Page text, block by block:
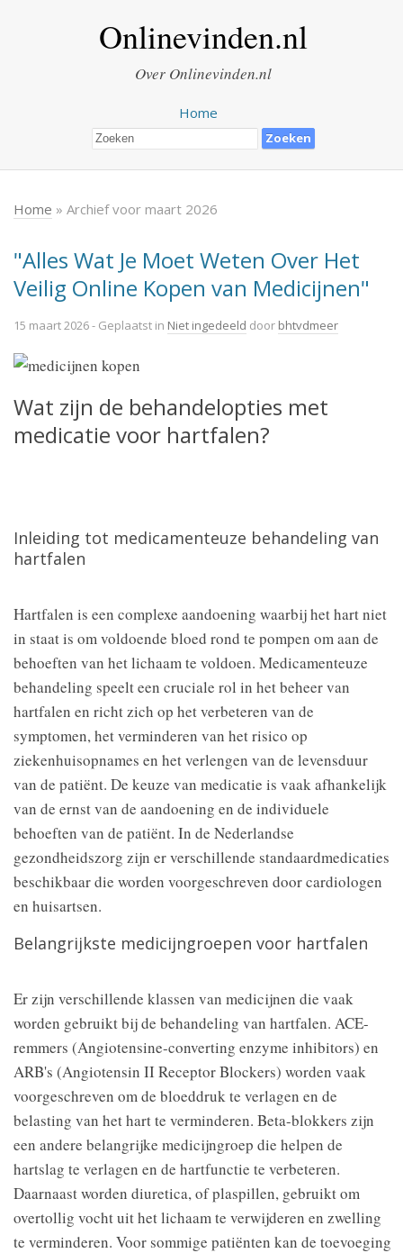
Onlinevinden.nl
Over Onlinevinden.nl
Home
Home » Archief voor maart 2026
"Alles Wat Je Moet Weten Over Het
Veilig Online Kopen van Medicijnen"
15 maart 2026- Geplaatst in Niet ingedeeld door bhtvdmeer
Wat zijn de behandelopties met
medicatie voor hartfalen?
Inleiding tot medicamenteuze behandeling van
hartfalen
Hartfalen is een complexe aandoening waarbij het hart niet
in staat is om voldoende bloed rond te pompen om aan de
behoeften van het lichaam te voldoen. Medicamenteuze
behandeling speelt een cruciale rol in het beheer van
hartfalen en richt zich op het verbeteren van de
symptomen, het verminderen van het risico op
ziekenhuisopnames en het verlengen van de levensduur
van de patiënt. De keuze van medicatie is vaak afhankelijk
van de ernst van de aandoening en de individuele
behoeften van de patiënt. In de Nederlandse
gezondheidszorg zijn er verschillende standaardmedicaties
beschikbaar die worden voorgeschreven door cardiologen
en huisartsen.
Belangrijkste medicijngroepen voor hartfalen
Er zijn verschillende klassen van medicijnen die vaak
worden gebruikt bij de behandeling van hartfalen. ACE-
remmers (Angiotensine-converting enzyme inhibitors) en
ARB's (Angiotensin II Receptor Blockers) worden vaak
voorgeschreven om de bloeddruk te verlagen en de
belasting van het hart te verminderen. Beta-blokkers zijn
een andere belangrijke medicijngroep die helpen de
hartslag te verlagen en de hartfunctie te verbeteren.
Daarnaast worden diuretica, of plaspillen, gebruikt om
overtollig vocht uit het lichaam te verwijderen en zwelling
te verminderen. Voor sommige patiënten kan de toevoeging